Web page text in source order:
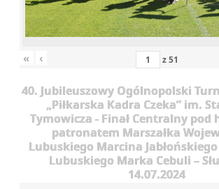
« ‹ z51
40. Jubileuszowy Ogólnopolski
„Piłkarska Kadra Czeka” im.
Tymowicza - Finał Centralny pod
patronatem Marszałka
Lubuskiego Marcina
Lubuskiego Marka Cebuli –
14.07.2024